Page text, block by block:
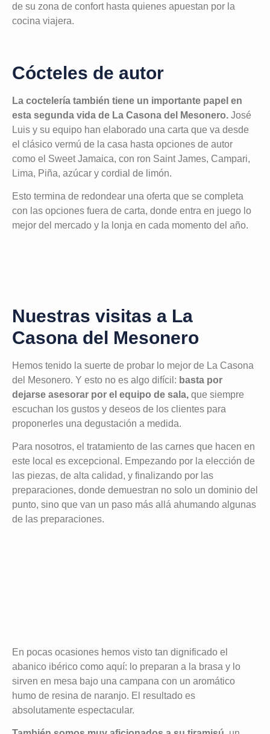
de su zona de confort hasta quienes apuestan por la
cocina viajera.
Cócteles de autor
La coctelería también tiene un importante papel en
esta segunda vida de La Casona del Mesonero. José
Luis y su equipo han elaborado una carta que va desde
el clásico vermú de la casa hasta opciones de autor
como el Sweet Jamaica, con ron Saint James, Campari,
Lima, Piña, azúcar y cordial de limón.
Esto termina de redondear una oferta que se completa
con las opciones fuera de carta, donde entra en juego lo
mejor del mercado y la lonja en cada momento del año.
Nuestras visitas a La
Casona del Mesonero
Hemos tenido la suerte de probar lo mejor de La Casona
del Mesonero. Y esto no es algo difícil: basta por
dejarse asesorar por el equipo de sala, que siempre
escuchan los gustos y deseos de los clientes para
proponerles una degustación a medida.
Para nosotros, el tratamiento de las carnes que hacen en
este local es excepcional. Empezando por la elección de
las piezas, de alta calidad, y finalizando por las
preparaciones, donde demuestran no solo un dominio del
punto, sino que van un paso más allá ahumando algunas
de las preparaciones.
En pocas ocasiones hemos visto tan dignificado el
abanico ibérico como aquí: lo preparan a la brasa y lo
sirven en mesa bajo una campana con un aromático
humo de resina de naranjo. El resultado es
absolutamente espectacular.